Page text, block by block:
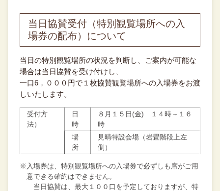
当日協賛受付（特別観覧場所への入
場券の配布）について
当日の特別観覧場所の状況を判断し、ご案内が可能な
場合は当日協賛を受け付けし、
一口6，０００円で１枚協賛観覧場所への入場券をお渡
しいたします。
受付方
法）
日
時
８月１５日(金) １４時～１６
時
場
所
見晴特設会場（岩畳階段上左
側）
※入場券は、特別観覧場所への入場券で必ずしも席がご用
意できる確約はできません。
当日協賛は、最大１００口を予定しておりますが、特